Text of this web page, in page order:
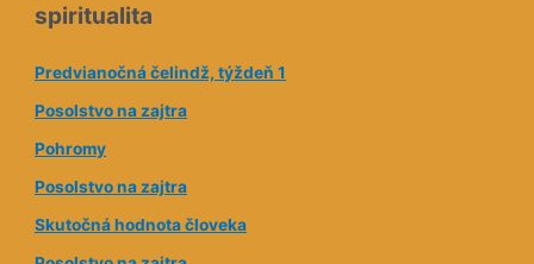
spiritualita
Predvianočná čelindž, týždeň 1
Posolstvo na zajtra
Pohromy
Posolstvo na zajtra
Skutočná hodnota človeka